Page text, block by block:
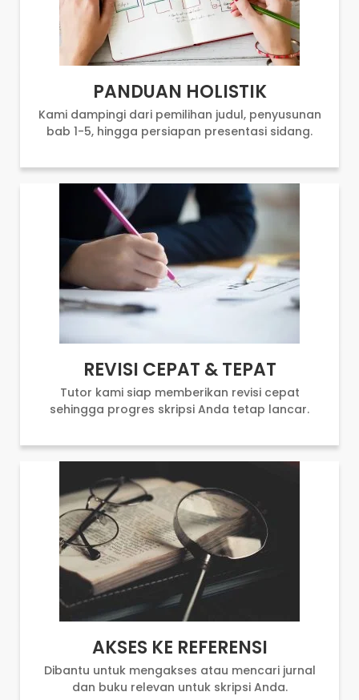
PANDUAN HOLISTIK
Kami dampingi dari pemilihan judul, penyusunan
bab 1-5, hingga persiapan presentasi sidang.
REVISI CEPAT & TEPAT
Tutor kami siap memberikan revisi cepat
sehingga progres skripsi Anda tetap lancar.
AKSES KE REFERENSI
Dibantu untuk mengakses atau mencari jurnal
dan buku relevan untuk skripsi Anda.